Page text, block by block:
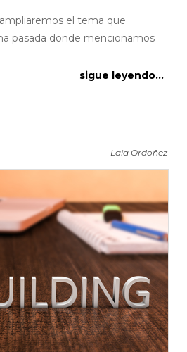
el tema que
pasada donde mencionamos
sigue leyendo...
Laia Ordoñez